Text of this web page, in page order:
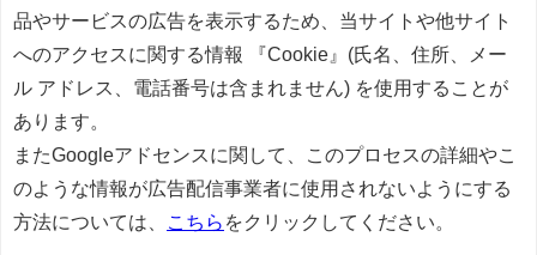
品やサービスの広告を表示するため、当サイトや他サイト
へのアクセスに関する情報 『Cookie』(氏名、住所、メー
ル アドレス、電話番号は含まれません) を使用することが
あります。
またGoogleアドセンスに関して、このプロセスの詳細やこ
のような情報が広告配信事業者に使用されないようにする
方法については、
こちら をクリックしてください。